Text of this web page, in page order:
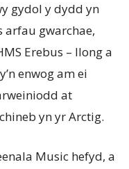
gydol y dydd yn
arfau gwarchae,
Erebus – llong a
enwog am ei
at
yn yr Arctig.
Music hefyd, a